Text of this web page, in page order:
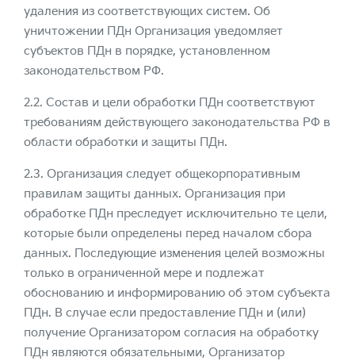
удаления из соответствующих систем. Об
уничтожении ПДн Организация уведомляет
субъектов ПДн в порядке, установленном
законодательством РФ.
2.2. Состав и цели обработки ПДн соответствуют
требованиям действующего законодательства РФ в
области обработки и защиты ПДн.
2.3. Организация следует общекорпоративным
правилам защиты данных. Организация при
обработке ПДн преследует исключительно те цели,
которые были определены перед началом сбора
данных. Последующие изменения целей возможны
только в ограниченной мере и подлежат
обоснованию и информированию об этом субъекта
ПДн. В случае если предоставление ПДн и (или)
получение Организатором согласия на обработку
ПДн являются обязательными, Организатор